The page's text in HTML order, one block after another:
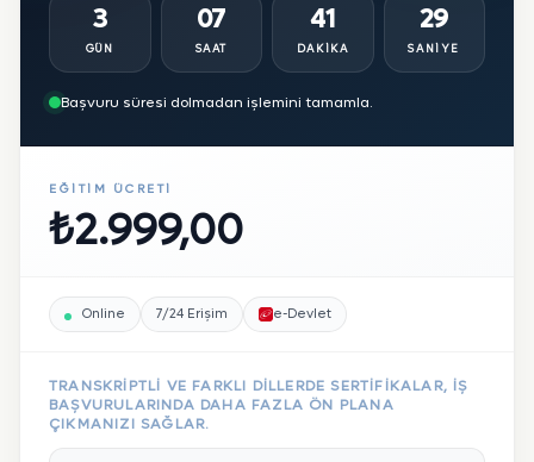
3
GÜN
07
SAAT
41
DAKIKA
28
SANIYE
Başvuru süresi dolmadan işlemini tamamla.
EĞITIM ÜCRETI
₺2.999,00
Online 7/24 Erişim e-Devlet
TRANSKRIPTLI VE FARKLI DILLERDE SERTIFIKALAR, IŞ
BAŞVURULARINDA DAHA FAZLA ÖN PLANA
ÇIKMANIZI SAĞLAR.